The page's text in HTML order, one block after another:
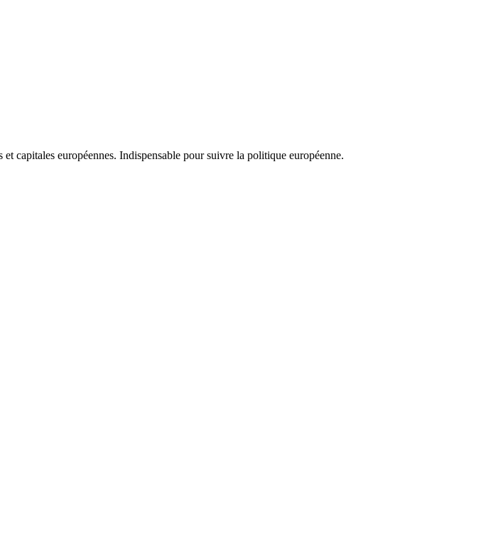
capitales européennes. Indispensable pour suivre la politique européenne.